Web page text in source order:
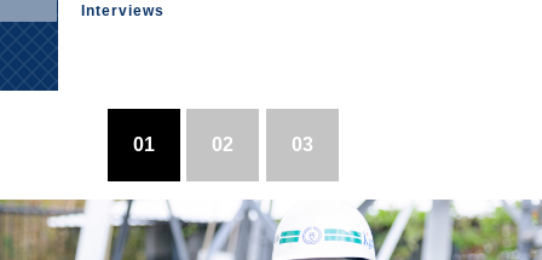
Interviews
01 02 03